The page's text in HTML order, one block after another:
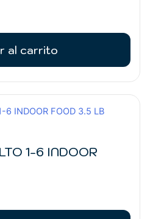
al carrito
1-6 INDOOR